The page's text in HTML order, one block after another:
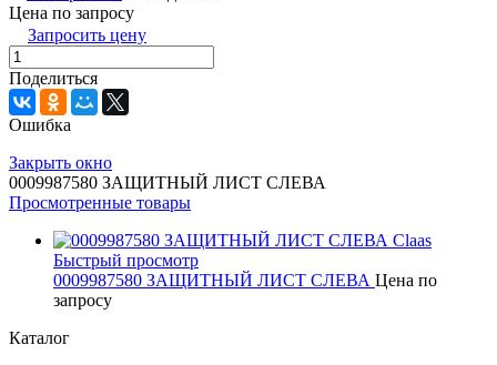
Цена по запросу
Запросить цену
Поделиться
Ошибка
Закрыть окно
0009987580 ЗАЩИТНЫЙ ЛИСТ СЛЕВА
Просмотренные товары
Быстрый просмотр
0009987580 ЗАЩИТНЫЙ ЛИСТ СЛЕВА Цена по
запросу
Каталог